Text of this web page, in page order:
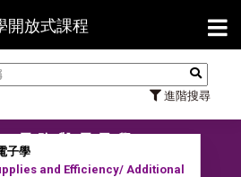
開放式課程
進階搜尋
【
電路與電子學
子學
and Efficiency/ Additional